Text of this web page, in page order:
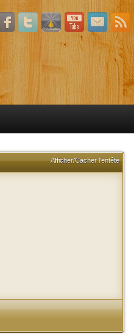
Afficher/Cacher l'entête